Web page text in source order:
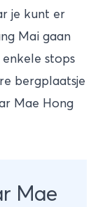
je kunt er
Mai gaan
enkele stops
bergplaatsje
Mae Hong
Mae